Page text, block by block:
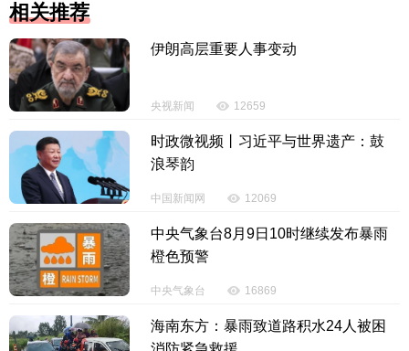
相关推荐
伊朗高层重要人事变动
央视新闻 12659
时政微视频丨习近平与世界遗产：鼓
浪琴韵
中国新闻网 12069
中央气象台8月9日10时继续发布暴雨
橙色预警
中央气象台 16869
海南东方：暴雨致道路积水24人被困